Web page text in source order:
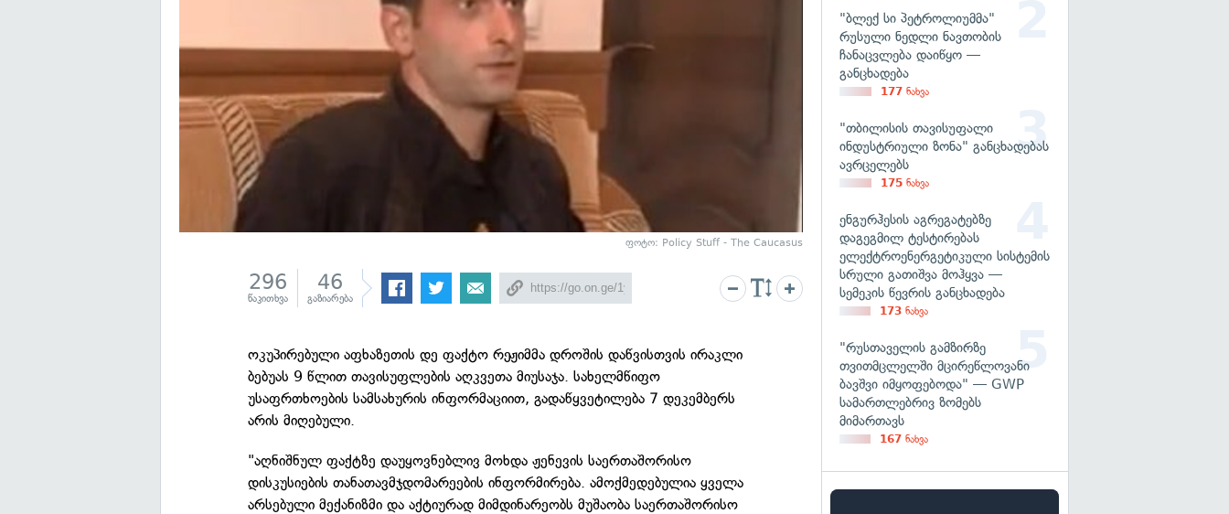
ფოტო: Policy Stuff - The Caucasus
296
წაკითხვა
46
გაზიარება
ოკუპირებული აფხაზეთის დე ფაქტო რეჟიმმა დროშის დაწვისთვის ირაკლი
ბებუას 9 წლით თავისუფლების აღკვეთა მიუსაჯა. სახელმწიფო
უსაფრთხოების სამსახურის ინფორმაციით, გადაწყვეტილება 7 დეკემბერს
არის მიღებული.
"აღნიშნულ ფაქტზე დაუყოვნებლივ მოხდა ჟენევის საერთაშორისო
დისკუსიების თანათავმჯდომარეების ინფორმირება. ამოქმედებულია ყველა
არსებული მექანიზმი და აქტიურად მიმდინარეობს მუშაობა საერთაშორისო
"ბლექ სი პეტროლიუმმა"
რუსული ნედლი ნავთობის
ჩანაცვლება დაიწყო —
განცხადება
177 ნახვა
"თბილისის თავისუფალი
ინდუსტრიული ზონა" განცხადებას
ავრცელებს
175 ნახვა
ენგურჰესის აგრეგატებზე
დაგეგმილ ტესტირებას
ელექტროენერგეტიკული სისტემის
სრული გათიშვა მოჰყვა —
სემეკის წევრის განცხადება
173 ნახვა
"რუსთაველის გამზირზე
თვითმცლელში მცირეწლოვანი
ბავშვი იმყოფებოდა" — GWP
სამართლებრივ ზომებს
მიმართავს
167 ნახვა